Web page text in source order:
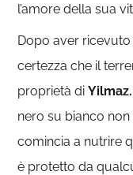
l’amore della sua
Dopo aver
certezza che il
proprietà diYilmaz.
nero su bianco
comincia a nutrire
è protetto da